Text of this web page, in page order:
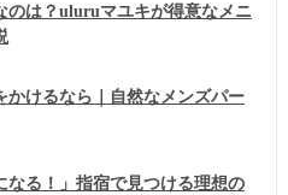
のは？uluruマユキが得意なメニ
かけるなら｜自然なメンズパー
なる！」指宿で見つける理想の